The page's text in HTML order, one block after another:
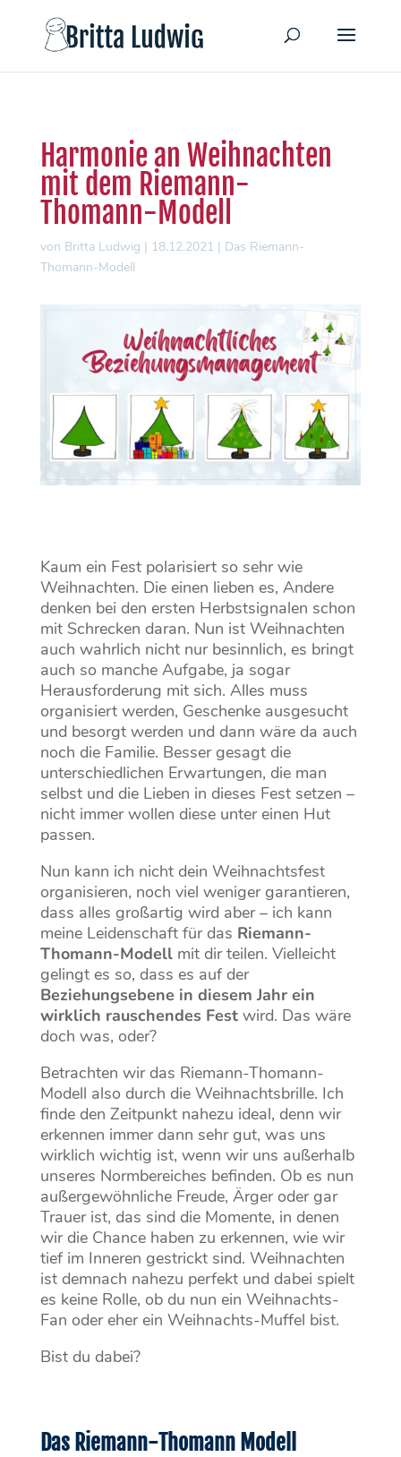
Harmonie an Weihnachten
mit dem Riemann-
Thomann-Modell
von Britta Ludwig | 18.12.2021 | Das Riemann-
Thomann-Modell
Kaum ein Fest polarisiert so sehr wie
Weihnachten. Die einen lieben es, Andere
denken bei den ersten Herbstsignalen schon
mit Schrecken daran. Nun ist Weihnachten
auch wahrlich nicht nur besinnlich, es bringt
auch so manche Aufgabe, ja sogar
Herausforderung mit sich. Alles muss
organisiert werden, Geschenke ausgesucht
und besorgt werden und dann wäre da auch
noch die Familie. Besser gesagt die
unterschiedlichen Erwartungen, die man
selbst und die Lieben in dieses Fest setzen –
nicht immer wollen diese unter einen Hut
passen.
Nun kann ich nicht dein Weihnachtsfest
organisieren, noch viel weniger garantieren,
dass alles großartig wird aber – ich kann
meine Leidenschaft für das Riemann-
Thomann-Modellmit dir teilen. Vielleicht
gelingt es so, dass es auf der
Beziehungsebene in diesem Jahr ein
wirklich rauschendes Fest wird. Das wäre
doch was, oder?
Betrachten wir das Riemann-Thomann-
Modell also durch die Weihnachtsbrille. Ich
finde den Zeitpunkt nahezu ideal, denn wir
erkennen immer dann sehr gut, was uns
wirklich wichtig ist, wenn wir uns außerhalb
unseres Normbereiches befinden. Ob es nun
außergewöhnliche Freude, Ärger oder gar
Trauer ist, das sind die Momente, in denen
wir die Chance haben zu erkennen, wie wir
tief im Inneren gestrickt sind. Weihnachten
ist demnach nahezu perfekt und dabei spielt
es keine Rolle, ob du nun ein Weihnachts-
Fan oder eher ein Weihnachts-Muffel bist.
Bist du dabei?
Das Riemann-Thomann Modell